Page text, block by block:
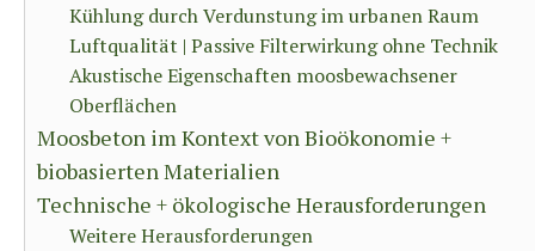
Kühlung durch Verdunstung im urbanen Raum
Luftqualität | Passive Filterwirkung ohne Technik
Akustische Eigenschaften moosbewachsener
Oberflächen
Moosbeton im Kontext von Bioökonomie +
biobasierten Materialien
Technische + ökologische Herausforderungen
Weitere Herausforderungen